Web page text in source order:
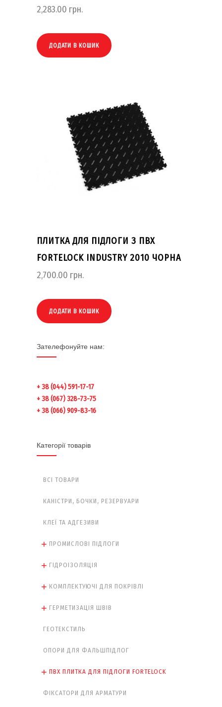
2,283.00 грн.
ДОДАТИ В КОШИК
ПЛИТКА ДЛЯ ПІДЛОГИ З ПВХ
FORTELOCK INDUSTRY 2010 ЧОРНА
2,700.00 грн.
ДОДАТИ В КОШИК
Зателефонуйте нам:
+ 38 (044) 591-17-17
+ 38 (067) 328-73-75
+ 38 (066) 909-83-16
Категорії товарів
ВСІ ТОВАРИ
КАНІСТРИ, БОЧКИ, РЕЗЕРВУАРИ
КЛЕЇ ТА АДГЕЗИВИ
ПРОМИСЛОВІ ПІДЛОГИ
ГІДРОІЗОЛЯЦІЯ
КОМПЛЕКТУЮЧІ ДЛЯ ПОКРІВЛІ
ГЕРМЕТИЗАЦІЯ ШВІВ
ГЕОТЕКСТИЛЬ
ОПОРИ ДЛЯ ФАЛЬШПІДЛОГ
ПВХ ПЛИТКА ДЛЯ ПІДЛОГИ FORTELOCK
ФІКСАТОРИ ДЛЯ АРМАТУРИ